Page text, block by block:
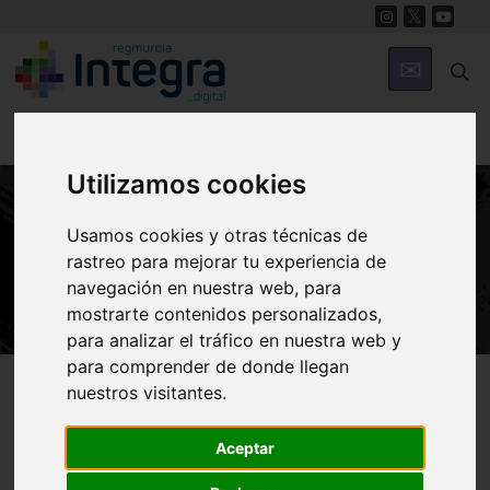
Utilizamos cookies
Usamos cookies y otras técnicas de
rastreo para mejorar tu experiencia de
navegación en nuestra web, para
mostrarte contenidos personalizados,
para analizar el tráfico en nuestra web y
para comprender de donde llegan
nuestros visitantes.
Aceptar
HISTORIA
Carlos Mellado
Región de Murcia Digital Historia Personajes
Introducción Biografía